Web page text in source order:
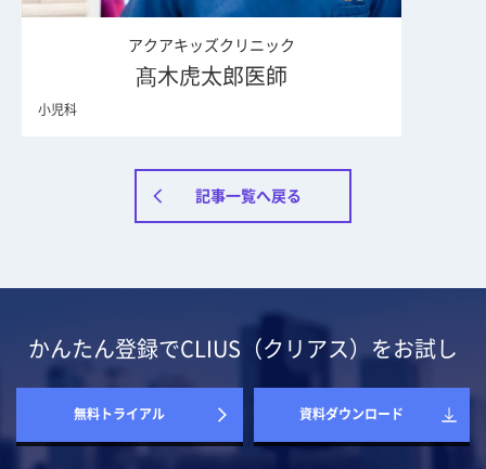
アクアキッズクリニック
髙木虎太郎医師
小児科
記事一覧へ戻る
かんたん登録でCLIUS（クリアス）をお試し
無料トライアル 資料ダウンロード